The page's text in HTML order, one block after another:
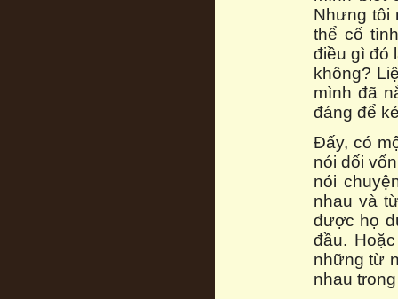
Nhưng tôi
thể cố
điều gì đó
không?
mình đã
đáng để
Đấy, có
nói dối
nói
nhau và
được họ
đầu.
những từ
nhau